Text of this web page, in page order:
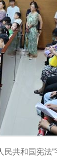
民共和国宪法